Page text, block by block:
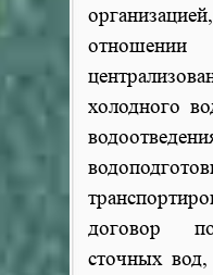
холодного
договор по
сточных